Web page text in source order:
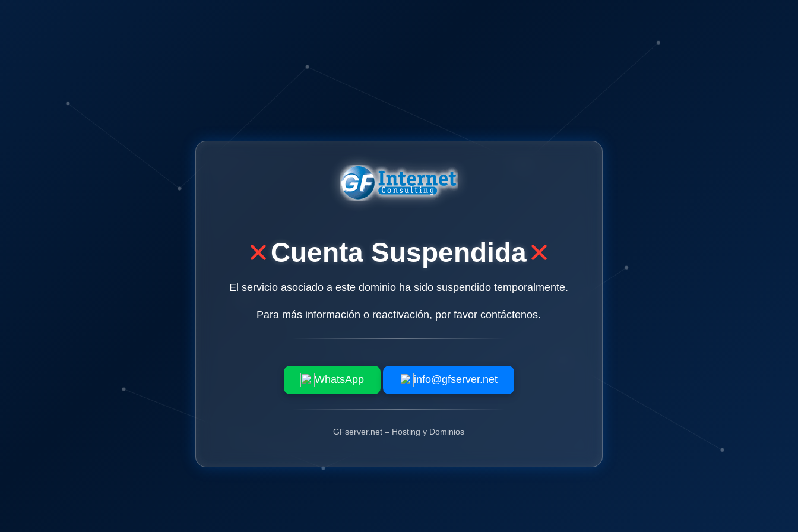
Cuenta Suspendida
El servicio asociado a este dominio ha sido suspendido temporalmente.
Para más información o reactivación, por favor contáctenos.
WhatsApp info@gfserver.net
GFserver.net – Hosting y Dominios